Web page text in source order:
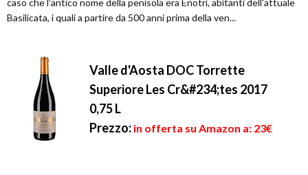
caso che l’antico nome della penisola era Enotri, abitanti dell'attuale
Basilicata, i quali a partire da 500 anni prima della ven...
Valle d'Aosta DOC Torrette
Superiore Les Cr&#234;tes 2017
0,75 L
Prezzo: in offerta su Amazon a: 23€